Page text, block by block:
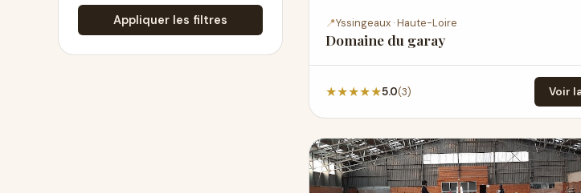
Appliquer les filtres 📍Yssingeaux · Haute-Loire
Domaine du garay
★★★★★5.0(3) Voir